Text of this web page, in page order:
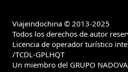
a tailandia (3) ,Viajar
por Vietnam (8) ,
Vietnam Fórmula Uno 2020
Viajeindochina © 2013-2025
Todos los derechos de autor
Licencia de operador turístico
/TCDL-GPLHQT
Un miembro del GRUPO NADOVA